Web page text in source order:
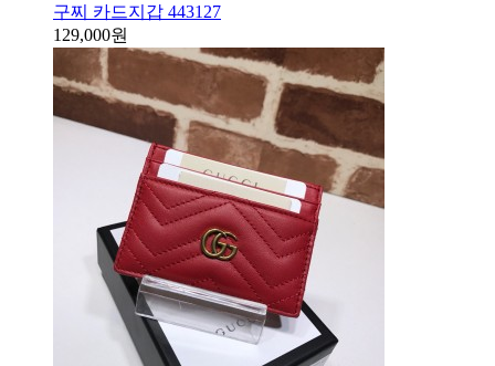
구찌 카드지갑 443127
129,000원